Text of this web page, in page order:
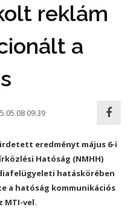
reklám
a
09:39
eredményt május 6-i
Hatóság (NMHH)
hatáskörében
a hatóság kommunikációs
MTI-vel.